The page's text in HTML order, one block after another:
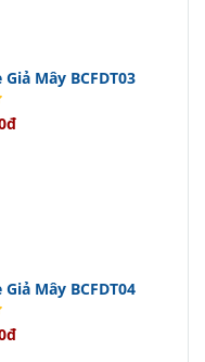
khung gỗ bền
ngồi simili cao
thoải mái và
trọng cùng
hòa và bền
Giả Mây BCFDT03
Giả Mây BCFDT04